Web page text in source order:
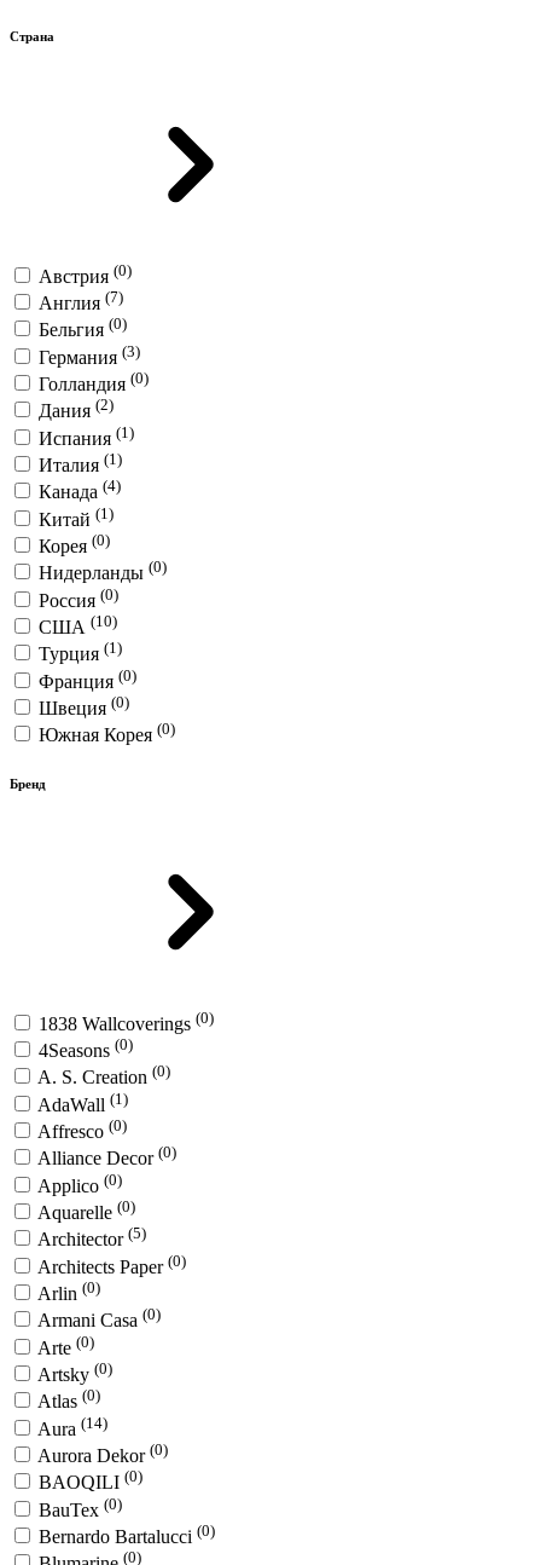
Страна
Австрия (0)
Англия (7)
Бельгия (0)
Германия (3)
Голландия (0)
Дания (2)
Испания (1)
Италия (1)
Канада (4)
Китай (1)
Корея (0)
Нидерланды (0)
Россия (0)
США (10)
Турция (1)
Франция (0)
Швеция (0)
Южная Корея (0)
Бренд
1838 Wallcoverings (0)
4Seasons (0)
A. S. Creation (0)
AdaWall (1)
Affresco (0)
Alliance Decor (0)
Applico (0)
Aquarelle (0)
Architector (5)
Architects Paper (0)
Arlin (0)
Armani Casa (0)
Arte (0)
Artsky (0)
Atlas (0)
Aura (14)
Aurora Dekor (0)
BAOQILI (0)
BauTex (0)
Bernardo Bartalucci (0)
(0)